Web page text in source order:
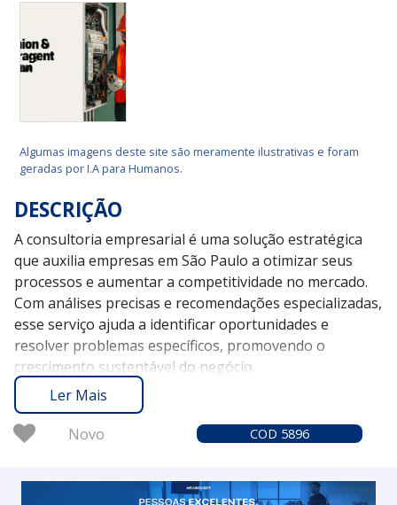
Algumas imagens deste site são meramente ilustrativas e foram
geradas por I.A para Humanos.
DESCRIÇÃO
A consultoria empresarial é uma solução estratégica
que auxilia empresas em São Paulo a otimizar seus
processos e aumentar a competitividade no mercado.
Com análises precisas e recomendações especializadas,
esse serviço ajuda a identificar oportunidades e
resolver problemas específicos, promovendo o
crescimento sustentável do negócio.
O Soluções Industriais atua como a plataforma ideal
para conectar você aos melhores fornecedores de
consultoria empresarial. Desde 2012, já acumulamos a
necessidades industriais.
Ler Mais
Novo
COD 5896